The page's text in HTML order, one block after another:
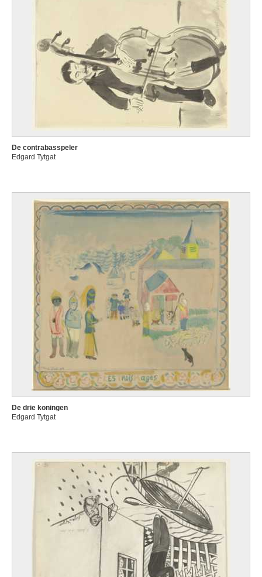
De contrabasspeler
Edgard Tytgat
De drie koningen
Edgard Tytgat